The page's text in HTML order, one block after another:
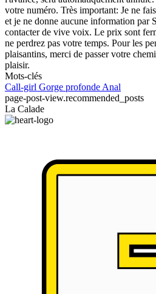
votre numéro. Très important: Je ne
et je ne donne aucune information par
contacter de vive voix. Le prix sont
ne perdrez pas votre temps. Pour les
plaisantins, merci de passer votre
plaisir.
Mots-clés
Call-girl Gorge profonde Anal
page-post-view.recommended_posts
La Calade